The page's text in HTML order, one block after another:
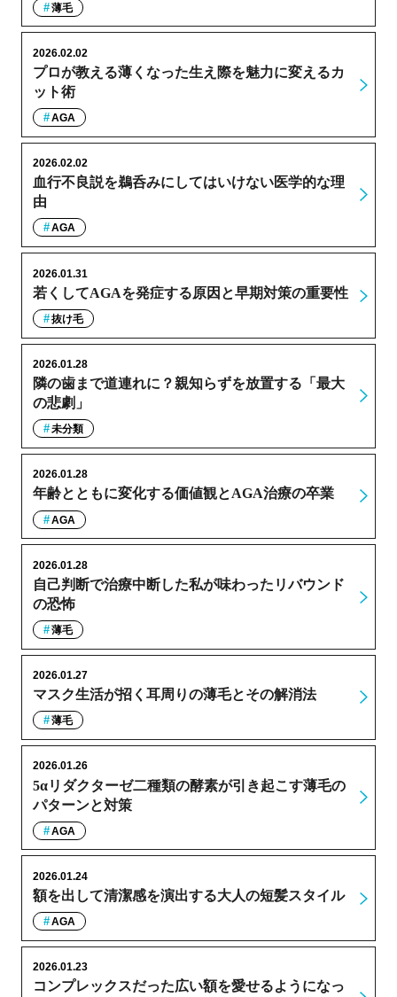
薄毛
プロが教える薄くなった生え際を魅力に変えるカ
ット術
2026.02.02
AGA
血行不良説を鵜呑みにしてはいけない医学的な理
由
2026.02.02
AGA
若くしてAGAを発症する原因と早期対策の重要性
2026.01.31
抜け毛
隣の歯まで道連れに？親知らずを放置する「最大
の悲劇」
2026.01.28
未分類
年齢とともに変化する価値観とAGA治療の卒業
2026.01.28
AGA
自己判断で治療中断した私が味わったリバウンド
の恐怖
2026.01.28
薄毛
マスク生活が招く耳周りの薄毛とその解消法
2026.01.27
薄毛
5αリダクターゼ二種類の酵素が引き起こす薄毛の
パターンと対策
2026.01.26
AGA
額を出して清潔感を演出する大人の短髪スタイル
2026.01.24
AGA
コンプレックスだった広い額を愛せるようになっ
2026.01.23